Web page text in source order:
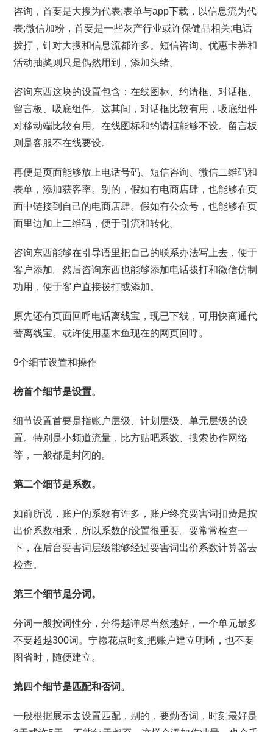
咨询，首要是大搜为代表;表单与app下载，以信息流为代
表;微信加粉，首要是一些灰产行业或许保健品相关;电话
拨打，针对大搜和信息流都许多。短信咨询、优惠卡券和
活动抽奖则只是偶然用到，添加头绪。
咨询东西这块的设置包含：在线图标、约请框、对话框、
留言板、吸底组件。这其间，对话框比较有用，吸底组件
对移动端比较有用。在线图标和约请框能够不设。留言板
则是客服不在线要设。
再便是页面能够放上电话号码、短信咨询、微信二维码和
表单，添加获客率。别的，假如有电商店肆，也能够在页
面中链接到自己的电商店肆。假如有公众号，也能够在页
面里边加上二维码，便于引流和转化。
咨询东西能够在引导语里把自己的联系办法写上去，便于
客户添加。然后咨询东西也能够添加电话拨打和微信仿制
功用，便于客户直接拨打或添加。
原先还有页面回呼电话离线宝，现已下线，可用快商通代
替离线宝。或许使用基木鱼现在的网页回呼。
9个细节设置和操作
榜首个细节是设置。
细节设置首要是指账户层级、计划层级、单元层级的设
置。特别是小频道流量，比方贴吧系数、搜索协作网络
等，一般都是封闭的。
第二个细节是系数。
如前所说，账户的系数有许多，账户终究要害词扣费是按
出价系数相乘，所以系数的设置很重要。要常常检查一
下，在后台要害词层级能够经过要害词出价系数计算器去
检查。
第三个细节是分词。
分词一般按词性分，分得越详尽当然越好，一个单元最多
不要超越300词。宁愿花点时刻把账户建立明晰，也不要
图省时，随便建立。
第四个细节是匹配和否词。
一般根据展示去设置匹配，别的，要勤否词，时刻最好是